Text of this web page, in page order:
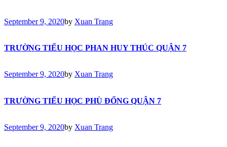
September 9, 2020by Xuan Trang
TRƯỜNG TIỂU HỌC PHAN HUY THÚC QUẬN 7
September 9, 2020by Xuan Trang
TRƯỜNG TIỂU HỌC PHÙ ĐỔNG QUẬN 7
September 9, 2020by Xuan Trang